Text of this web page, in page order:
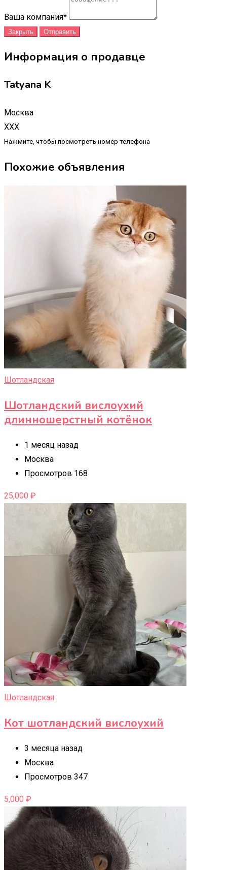
Ваша компания*
Закрыть Отправить
Информация о продавце
Tatyana K
Москва
XXX
Нажмите, чтобы посмотреть номер телефона
Похожие объявления
Шотландская
Шотландский вислоухий
длинношерстный котёнок
1 месяц назад
Москва
Просмотров 168
25,000 ₽
Шотландская
Кот шотландский вислоухий
3 месяца назад
Москва
Просмотров 347
5,000 ₽